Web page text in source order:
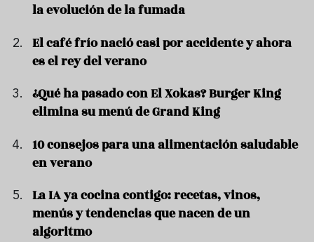
la evolución de la fumada
El café frío nació casi por accidente y ahora
es el rey del verano
¿Qué ha pasado con El Xokas? Burger King
elimina su menú de Grand King
10 consejos para una alimentación saludable
en verano
La IA ya cocina contigo: recetas, vinos,
menús y tendencias que nacen de un
algoritmo